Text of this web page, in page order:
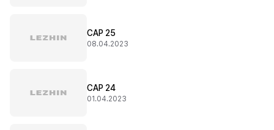
CAP 25
08.04.2023
CAP 24
01.04.2023